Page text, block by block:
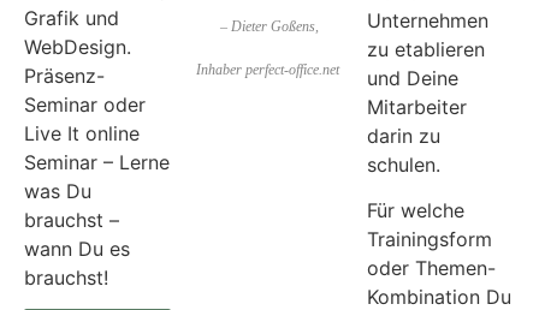
Grafik und
WebDesign.
Präsenz-
Seminar oder
Live It online
Seminar – Lerne
was Du
brauchst –
wann Du es
brauchst!
– Dieter Goßens,
Inhaber perfect-office.net
Unternehmen
zu etablieren
und Deine
Mitarbeiter
darin zu
schulen.
Für welche
Trainingsform
oder Themen-
Kombination Du